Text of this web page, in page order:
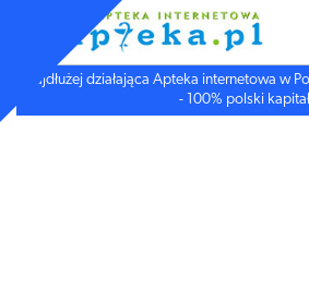
Najdłużej działająca Apteka internetowa w
- 100% polski kapitał